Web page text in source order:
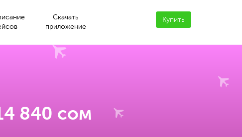
Скачать
приложение
Купить
840 сом